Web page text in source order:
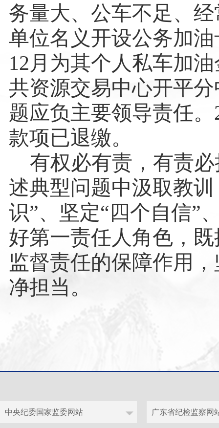
务量大、公车不足、
单位名义开设公务加
12月为其个人私车加
共资源交易中心开平
题应负主要领导责任
款项已退缴。
有权必有责，有责
述典型问题中汲取教
识”、坚定“四个自信”
好第一责任人角色，
监督责任的保障作用
净担当。